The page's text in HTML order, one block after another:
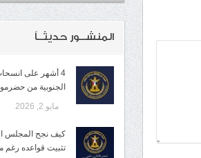
المنشــور حديثــاً
4 أشهر على
الجنوبية من
مايو 2, 2026
كيف نجح المجلس
تثبيت قواعده رغم